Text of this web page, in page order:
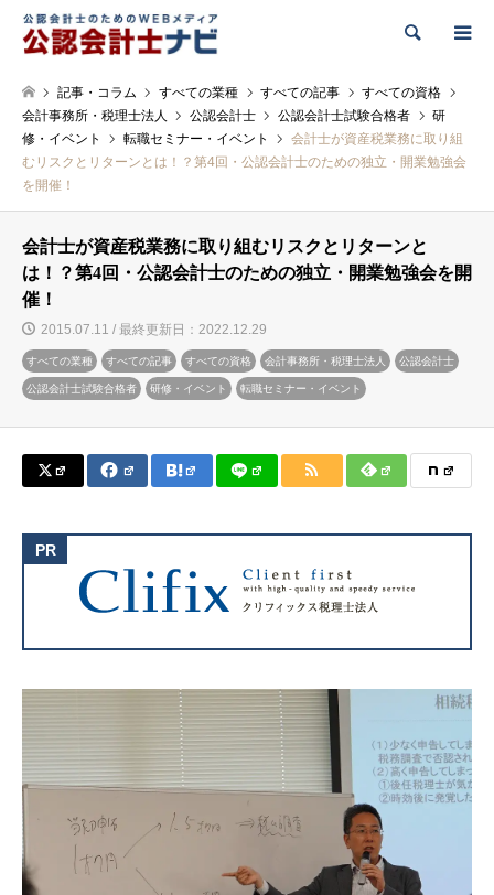
検索
記事・コラム すべての業種 すべての記事
すべての資格
会計事務所・税理士法人
公認会計士 公認会計士試験合格者
研
修・イベント
転職セミナー・イベント
会計士が資産税業務に取り組
むリスクとリターンとは！？第4回・公認会計士のための独立・開業勉強会
を開催！
会計士が資産税業務に取り組むリスクとリターンと
は！？第4回・公認会計士のための独立・開業勉強会を開
催！
2015.07.11 / 最終更新日：2022.12.29
すべての業種 すべての記事 すべての資格 会計事務所・税理士法人 公認会計士
公認会計士試験合格者 研修・イベント 転職セミナー・イベント